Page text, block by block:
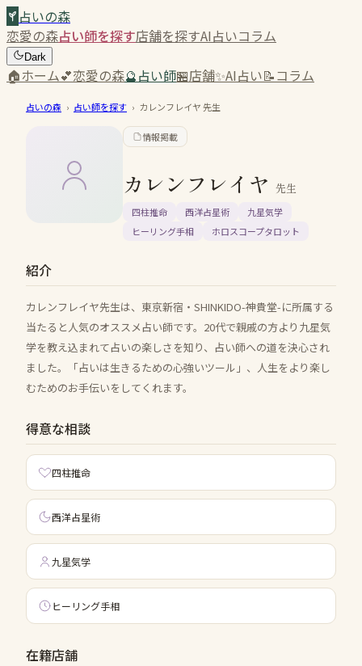
占いの森
恋愛の森占い師を探す店舗を探すAI占いコラム
Dark
🏠ホーム💕恋愛の森🔮占い師🏪店舗✨AI占い📝コラム
占いの森 › 占い師を探す › カレンフレイヤ先生
情報掲載
カレンフレイヤ 先生
四柱推命 西洋占星術
九星気学
ヒーリング手相
ホロスコープタロット
紹介
カレンフレイヤ先生は、東京新宿・SHINKIDO-神貴堂-に所属する
当たると人気のオススメ占い師です。20代で親戚の方より九星気
学を教え込まれて占いの楽しさを知り、占い師への道を決心され
ました。「占いは生きるための心強いツール」、人生をより楽し
むためのお手伝いをしてくれます。
得意な相談
四柱推命
西洋占星術
九星気学
ヒーリング手相
在籍店舗